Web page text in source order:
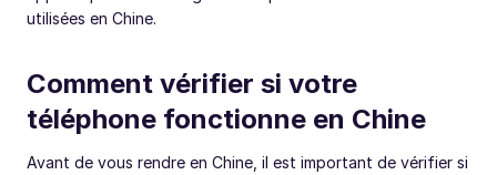
utilisées en Chine.
Comment vérifier si votre
téléphone fonctionne en Chine
Avant de vous rendre en Chine, il est important de vérifier si